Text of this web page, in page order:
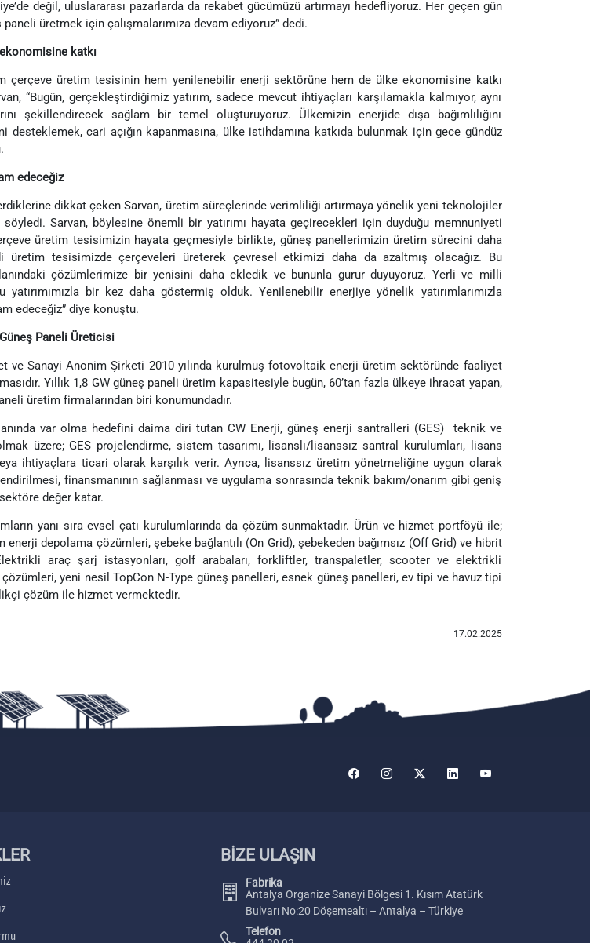
değil, uluslararası pazarlarda da rekabet gücümüzü artırmayı hedefliyoruz. Her geçen gün
üretmek için çalışmalarımıza devam ediyoruz” dedi.
katkı
çerçeve üretim tesisinin hem yenilenebilir enerji sektörüne hem de ülke ekonomisine katkı
“Bugün, gerçekleştirdiğimiz yatırım, sadece mevcut ihtiyaçları karşılamakla kalmıyor, aynı
şekillendirecek sağlam bir temel oluşturuyoruz. Ülkemizin enerjide dışa bağımlılığını
cari açığın kapanmasına, ülke istihdamına katkıda bulunmak için gece gündüz
edeceğiz
dikkat çeken Sarvan, üretim süreçlerinde verimliliği artırmaya yönelik yeni teknolojiler
söyledi. Sarvan, böylesine önemli bir yatırımı hayata geçirecekleri için duyduğu memnuniyeti
üretim tesisimizin hayata geçmesiyle birlikte, güneş panellerimizin üretim sürecini daha
üretim tesisimizde çerçeveleri üreterek çevresel etkimizi daha da azaltmış olacağız. Bu
çözümlerimize bir yenisini daha ekledik ve bununla gurur duyuyoruz. Yerli ve milli
bir kez daha göstermiş olduk. Yenilenebilir enerjiye yönelik yatırımlarımızla
edeceğiz” diye konuştu.
Paneli Üreticisi
ve Sanayi Anonim Şirketi 2010 yılında kurulmuş fotovoltaik enerji üretim sektöründe faaliyet
Yıllık 1,8 GW güneş paneli üretim kapasitesiyle bugün, 60’tan fazla ülkeye ihracat yapan,
üretim firmalarından biri konumundadır.
var olma hedefini daima diri tutan CW Enerji, güneş enerji santralleri (GES) teknik ve
üzere; GES projelendirme, sistem tasarımı, lisanslı/lisanssız santral kurulumları, lisans
ihtiyaçlara ticari olarak karşılık verir. Ayrıca, lisanssız üretim yönetmeliğine uygun olarak
finansmanının sağlanması ve uygulama sonrasında teknik bakım/onarım gibi geniş
değer katar.
yanı sıra evsel çatı kurulumlarında da çözüm sunmaktadır. Ürün ve hizmet portföyü ile;
depolama çözümleri, şebeke bağlantılı (On Grid), şebekeden bağımsız (Off Grid) ve hibrit
araç şarj istasyonları, golf arabaları, forkliftler, transpaletler, scooter ve elektrikli
yeni nesil TopCon N-Type güneş panelleri, esnek güneş panelleri, ev tipi ve havuz tipi
çözüm ile hizmet vermektedir.
17.02.2025
BİZE ULAŞIN
Fabrika
Antalya Organize Sanayi Bölgesi 1. Kısım Atatürk
Bulvarı No:20 Döşemealtı – Antalya – Türkiye
Telefon